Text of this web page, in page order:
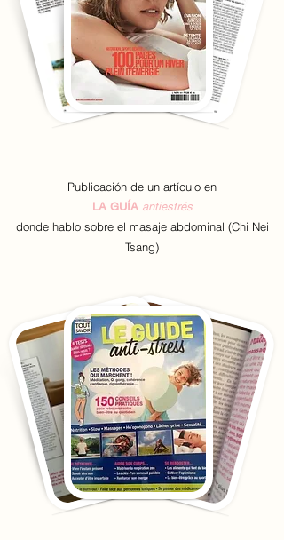
Publicación de un artículo en
LA GUÍA antiestrés
donde hablo sobre el masaje abdominal (Chi Nei
Tsang)